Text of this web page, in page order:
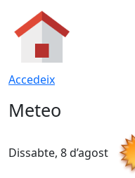
Accedeix
Meteo
Dissabte, 8 d’agost